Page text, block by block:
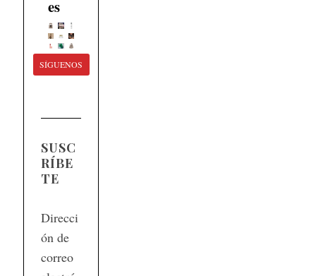
es
SÍGUENOS
SUSC
RÍBE
TE
Direcci
ón de
correo